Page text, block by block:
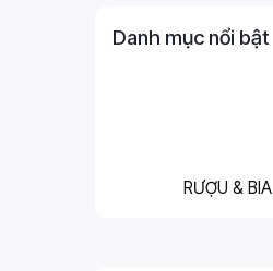
Danh mục nổi bật
RƯỢU & BIA